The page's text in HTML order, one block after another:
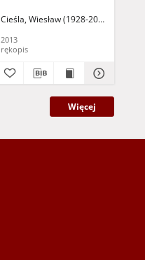
Cieśla, Wiesław (1928-2015 )
2013
rękopis
Więcej